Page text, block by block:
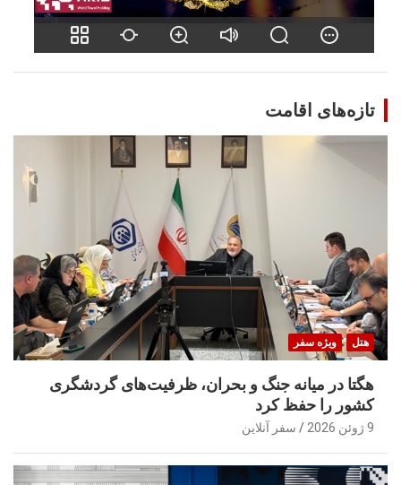
تازه‌های اقامت
هتل ویژه سفر
هگتا در میانه جنگ و بحران، ظرفیت‌های گردشگری
کشور را حفظ کرد
9 ژوئن 2026 سفر آنلاین